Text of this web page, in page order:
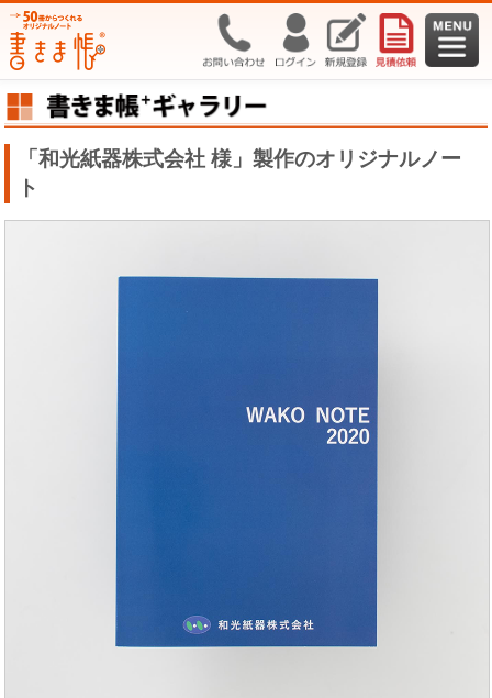
「和光紙器株式会社 様」製作のオリジナルノー
ト